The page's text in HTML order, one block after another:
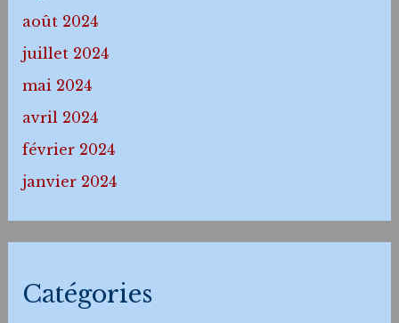
août 2024
juillet 2024
mai 2024
avril 2024
février 2024
janvier 2024
Catégories